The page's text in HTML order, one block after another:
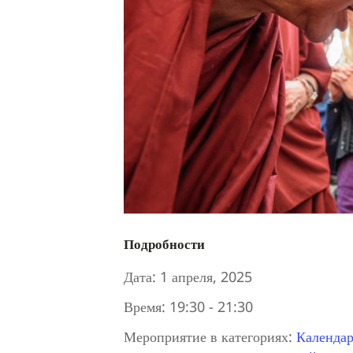
Подробности
Дата: 1 апреля, 2025
Время: 19:30 - 21:30
Мероприятие в категориях: